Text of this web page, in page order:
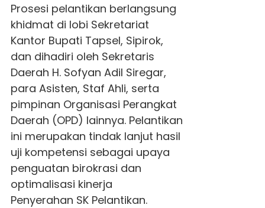
Prosesi pelantikan berlangsung
khidmat di lobi Sekretariat
Kantor Bupati Tapsel, Sipirok,
dan dihadiri oleh Sekretaris
Daerah H. Sofyan Adil Siregar,
para Asisten, Staf Ahli, serta
pimpinan Organisasi Perangkat
Daerah (OPD) lainnya. Pelantikan
ini merupakan tindak lanjut hasil
uji kompetensi sebagai upaya
penguatan birokrasi dan
optimalisasi kinerja
Penyerahan SK Pelantikan.